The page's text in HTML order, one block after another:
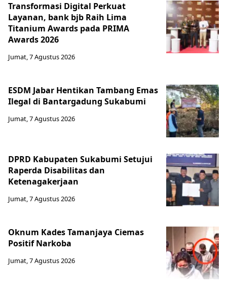
Transformasi Digital Perkuat
Layanan, bank bjb Raih Lima
Titanium Awards pada PRIMA
Awards 2026
Jumat, 7 Agustus 2026
ESDM Jabar Hentikan Tambang Emas
Ilegal di Bantargadung Sukabumi
Jumat, 7 Agustus 2026
DPRD Kabupaten Sukabumi Setujui
Raperda Disabilitas dan
Ketenagakerjaan
Jumat, 7 Agustus 2026
Oknum Kades Tamanjaya Ciemas
Positif Narkoba
Jumat, 7 Agustus 2026